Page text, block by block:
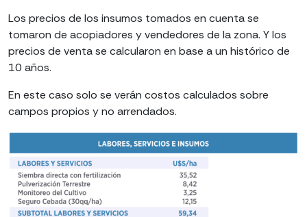
Los precios de los insumos tomados en cuenta se
tomaron de acopiadores y vendedores de la zona. Y los
precios de venta se calcularon en base a un histórico de
10 años.
En este caso solo se verán costos calculados sobre
campos propios y no arrendados.